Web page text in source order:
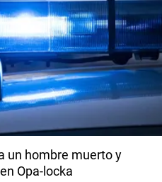
un hombre muerto y
Opa-locka